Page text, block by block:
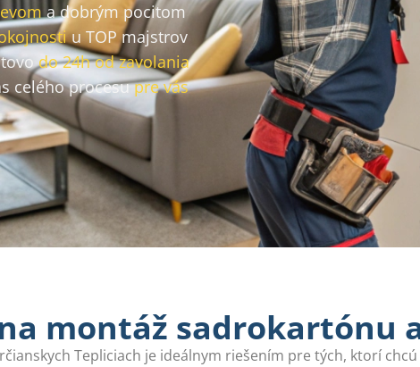
a dobrým pocitom
u TOP majstrov
do 24h od zavolania
celého procesupre vás
montáž sadrokartónu
Tepliciach je ideálnym riešením pre tých, ktorí